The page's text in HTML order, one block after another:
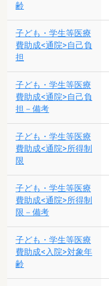
齢
子ども・学生等医療
費助成<通院>自己負
担
子ども・学生等医療
費助成<通院>自己負
担－備考
子ども・学生等医療
費助成<通院>所得制
限
子ども・学生等医療
費助成<通院>所得制
限－備考
子ども・学生等医療
費助成<入院>対象年
齢